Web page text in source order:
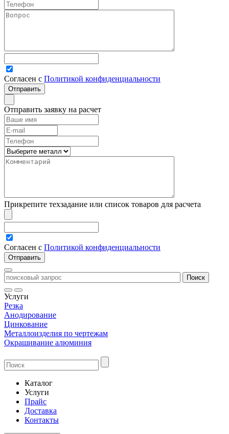
Согласен с Политикой конфиденциальности
Отправить заявку на расчет
Прикрепите техзадание или список товаров для расчета
Согласен с Политикой конфиденциальности
Услуги
Резка
Анодирование
Цинкование
Металлоизделия по чертежам
Окрашивание алюминия
Каталог
Услуги
Прайс
Доставка
Контакты